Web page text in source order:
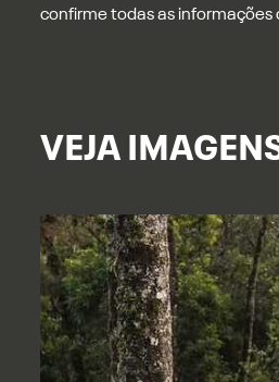
confirme todas as informações
VEJA